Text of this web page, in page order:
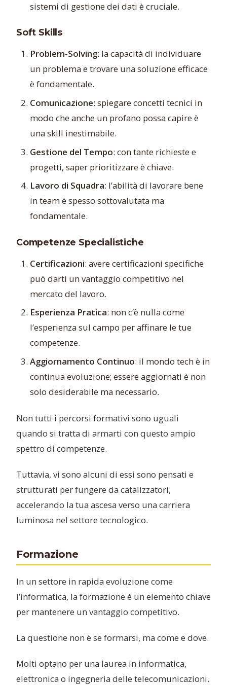
sistemi di gestione dei dati è cruciale.
Soft Skills
Problem-Solving: la capacità di individuare
un problema e trovare una soluzione efficace
è fondamentale.
Comunicazione: spiegare concetti tecnici in
modo che anche un profano possa capire è
una skill inestimabile.
Gestione del Tempo: con tante richieste e
progetti, saper prioritizzare è chiave.
Lavoro di Squadra: l’abilità di lavorare bene
in team è spesso sottovalutata ma
fondamentale.
Competenze Specialistiche
Certificazioni: avere certificazioni specifiche
può darti un vantaggio competitivo nel
mercato del lavoro.
Esperienza Pratica: non c’è nulla come
l’esperienza sul campo per affinare le tue
competenze.
Aggiornamento Continuo: il mondo tech è in
continua evoluzione; essere aggiornati è non
solo desiderabile ma necessario.
Non tutti i percorsi formativi sono uguali
quando si tratta di armarti con questo ampio
spettro di competenze.
Tuttavia, vi sono alcuni di essi sono pensati e
strutturati per fungere da catalizzatori,
accelerando la tua ascesa verso una carriera
luminosa nel settore tecnologico.
Formazione
In un settore in rapida evoluzione come
l’informatica, la formazione è un elemento chiave
per mantenere un vantaggio competitivo.
La questione non è se formarsi, ma come e dove.
Molti optano per una laurea in informatica,
elettronica o ingegneria delle telecomunicazioni.